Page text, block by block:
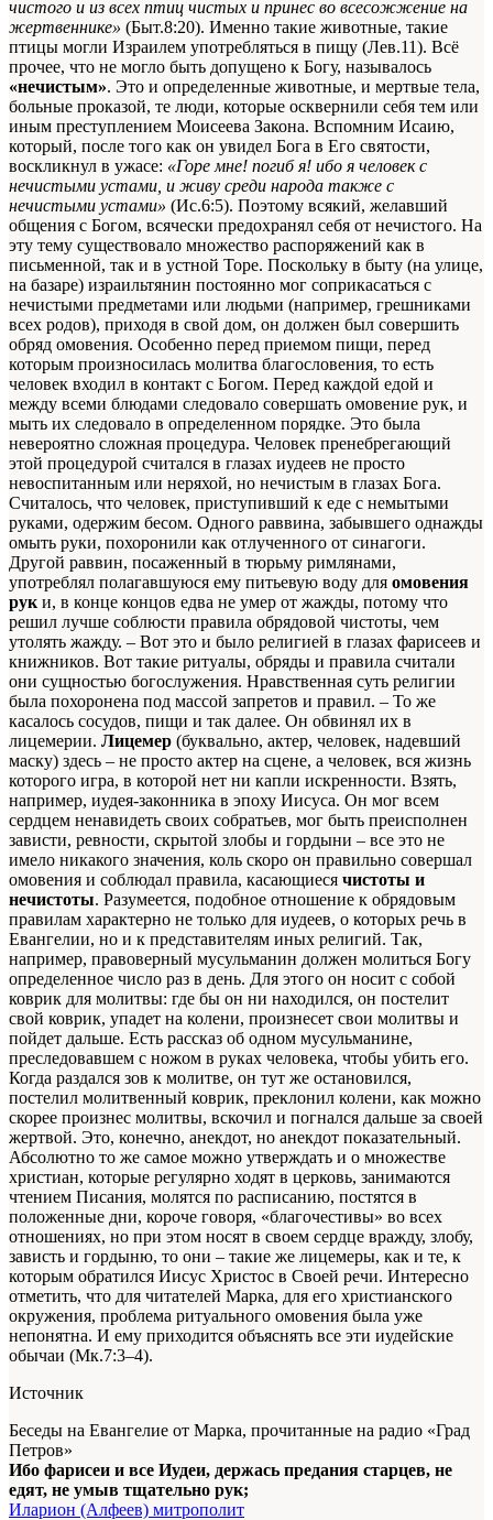
чистого и из всех птиц чистых и принес во всесожжение на
жертвеннике» (Быт.8:20). Именно такие животные, такие
птицы могли Израилем употребляться в пищу (Лев.11). Всё
прочее, что не могло быть допущено к Богу, называлось
«нечистым». Это и определенные животные, и мертвые тела,
больные проказой, те люди, которые осквернили себя тем или
иным преступлением Моисеева Закона. Вспомним Исаию,
который, после того как он увидел Бога в Его святости,
воскликнул в ужасе: «Горе мне! погиб я! ибо я человек с
нечистыми устами, и живу среди народа также с
нечистыми устами» (Ис.6:5). Поэтому всякий, желавший
общения с Богом, всячески предохранял себя от нечистого. На
эту тему существовало множество распоряжений как в
письменной, так и в устной Торе. Поскольку в быту (на улице,
на базаре) израильтянин постоянно мог соприкасаться с
нечистыми предметами или людьми (например, грешниками
всех родов), приходя в свой дом, он должен был совершить
обряд омовения. Особенно перед приемом пищи, перед
которым произносилась молитва благословения, то есть
человек входил в контакт с Богом. Перед каждой едой и
между всеми блюдами следовало совершать омовение рук, и
мыть их следовало в определенном порядке. Это была
невероятно сложная процедура. Человек пренебрегающий
этой процедурой считался в глазах иудеев не просто
невоспитанным или неряхой, но нечистым в глазах Бога.
Считалось, что человек, приступивший к еде с немытыми
руками, одержим бесом. Одного раввина, забывшего однажды
омыть руки, похоронили как отлученного от синагоги.
Другой раввин, посаженный в тюрьму римлянами,
употреблял полагавшуюся ему питьевую воду для омовения
рук и, в конце концов едва не умер от жажды, потому что
решил лучше соблюсти правила обрядовой чистоты, чем
утолять жажду. – Вот это и было религией в глазах фарисеев и
книжников. Вот такие ритуалы, обряды и правила считали
они сущностью богослужения. Нравственная суть религии
была похоронена под массой запретов и правил. – То же
касалось сосудов, пищи и так далее. Он обвинял их в
лицемерии. Лицемер (буквально, актер, человек, надевший
маску) здесь – не просто актер на сцене, а человек, вся жизнь
которого игра, в которой нет ни капли искренности. Взять,
например, иудея-законника в эпоху Иисуса. Он мог всем
сердцем ненавидеть своих собратьев, мог быть преисполнен
зависти, ревности, скрытой злобы и гордыни – все это не
имело никакого значения, коль скоро он правильно совершал
омовения и соблюдал правила, касающиеся чистоты и
нечистоты. Разумеется, подобное отношение к обрядовым
правилам характерно не только для иудеев, о которых речь в
Евангелии, но и к представителям иных религий. Так,
например, правоверный мусульманин должен молиться Богу
определенное число раз в день. Для этого он носит с собой
коврик для молитвы: где бы он ни находился, он постелит
свой коврик, упадет на колени, произнесет свои молитвы и
пойдет дальше. Есть рассказ об одном мусульманине,
преследовавшем с ножом в руках человека, чтобы убить его.
Когда раздался зов к молитве, он тут же остановился,
постелил молитвенный коврик, преклонил колени, как можно
скорее произнес молитвы, вскочил и погнался дальше за своей
жертвой. Это, конечно, анекдот, но анекдот показательный.
Абсолютно то же самое можно утверждать и о множестве
христиан, которые регулярно ходят в церковь, занимаются
чтением Писания, молятся по расписанию, постятся в
положенные дни, короче говоря, «благочестивы» во всех
отношениях, но при этом носят в своем сердце вражду, злобу,
зависть и гордыню, то они – такие же лицемеры, как и те, к
которым обратился Иисус Христос в Своей речи. Интересно
отметить, что для читателей Марка, для его христианского
окружения, проблема ритуального омовения была уже
непонятна. И ему приходится объяснять все эти иудейские
обычаи (Мк.7:3–4).
Источник
Беседы на Евангелие от Марка, прочитанные на радио «Град
Петров»
Ибо фарисеи и все Иудеи, держась предания старцев, не
едят, не умыв тщательно рук;
Иларион (Алфеев) митрополит